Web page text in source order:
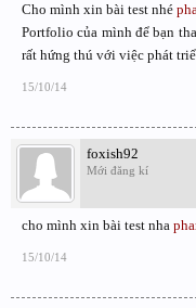
Cho mình xin bài test nhé
Portfolio của mình để bạn
rất hứng thú với việc phát
15/10/14
foxish92
Mới đăng kí
cho mình xin bài test nha
15/10/14